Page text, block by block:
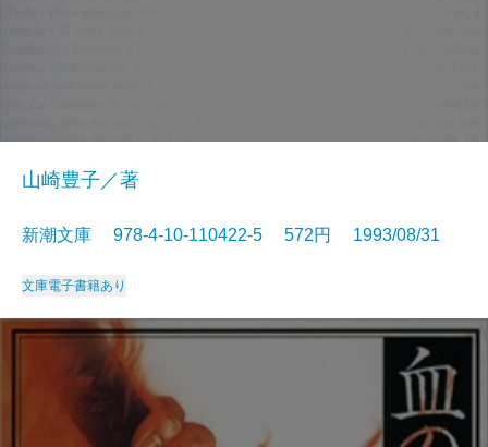
山崎豊子／著
新潮文庫 978-4-10-110422-5 572円 1993/08/31
文庫電子書籍あり